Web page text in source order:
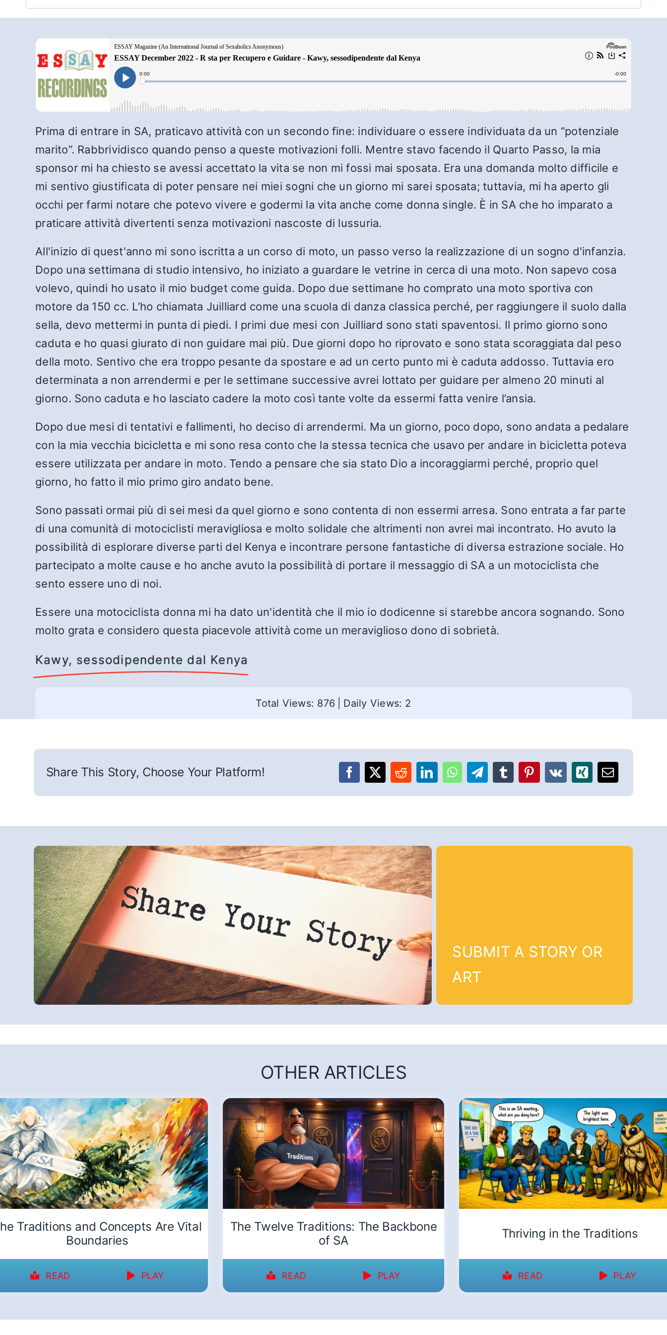
Prima di entrare in SA, praticavo attività con un secondo fine: individuare o essere individuata da un “potenziale
marito”. Rabbrividisco quando penso a queste motivazioni folli. Mentre stavo facendo il Quarto Passo, la mia
sponsor mi ha chiesto se avessi accettato la vita se non mi fossi mai sposata. Era una domanda molto difficile e
mi sentivo giustificata di poter pensare nei miei sogni che un giorno mi sarei sposata; tuttavia, mi ha aperto gli
occhi per farmi notare che potevo vivere e godermi la vita anche come donna single. È in SA che ho imparato a
praticare attività divertenti senza motivazioni nascoste di lussuria.
All'inizio di quest'anno mi sono iscritta a un corso di moto, un passo verso la realizzazione di un sogno d'infanzia.
Dopo una settimana di studio intensivo, ho iniziato a guardare le vetrine in cerca di una moto. Non sapevo cosa
volevo, quindi ho usato il mio budget come guida. Dopo due settimane ho comprato una moto sportiva con
motore da 150 cc. L’ho chiamata Juilliard come una scuola di danza classica perché, per raggiungere il suolo dalla
sella, devo mettermi in punta di piedi. I primi due mesi con Juilliard sono stati spaventosi. Il primo giorno sono
caduta e ho quasi giurato di non guidare mai più. Due giorni dopo ho riprovato e sono stata scoraggiata dal peso
della moto. Sentivo che era troppo pesante da spostare e ad un certo punto mi è caduta addosso. Tuttavia ero
determinata a non arrendermi e per le settimane successive avrei lottato per guidare per almeno 20 minuti al
giorno. Sono caduta e ho lasciato cadere la moto così tante volte da essermi fatta venire l’ansia.
Dopo due mesi di tentativi e fallimenti, ho deciso di arrendermi. Ma un giorno, poco dopo, sono andata a pedalare
con la mia vecchia bicicletta e mi sono resa conto che la stessa tecnica che usavo per andare in bicicletta poteva
essere utilizzata per andare in moto. Tendo a pensare che sia stato Dio a incoraggiarmi perché, proprio quel
giorno, ho fatto il mio primo giro andato bene.
Sono passati ormai più di sei mesi da quel giorno e sono contenta di non essermi arresa. Sono entrata a far parte
di una comunità di motociclisti meravigliosa e molto solidale che altrimenti non avrei mai incontrato. Ho avuto la
possibilità di esplorare diverse parti del Kenya e incontrare persone fantastiche di diversa estrazione sociale. Ho
partecipato a molte cause e ho anche avuto la possibilità di portare il messaggio di SA a un motociclista che
sento essere uno di noi.
Essere una motociclista donna mi ha dato un'identità che il mio io dodicenne si starebbe ancora sognando. Sono
molto grata e considero questa piacevole attività come un meraviglioso dono di sobrietà.
Kawy, sessodipendente dal Kenya
Total Views: 876 Daily Views: 2
Share This Story, Choose Your Platform!
SUBMIT A STORY OR
ART
OTHER ARTICLES
Traditions and Concepts Are Vital
Boundaries
READ PLAY
The Twelve Traditions: The Backbone
of SA
READ PLAY
Thriving in the Traditions
READ PLAY